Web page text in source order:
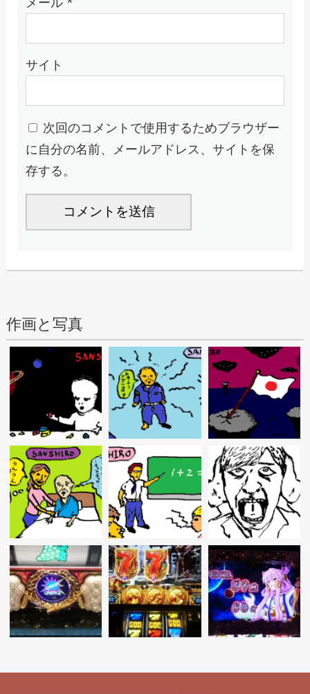
サイト
次回のコメントで使用するためブラウザー
に自分の名前、メールアドレス、サイトを保
存する。
作画と写真